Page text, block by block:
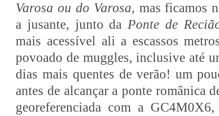
Varosa ou do Varosa, mas ficamos
a jusante, junto daPonte de
mais acessível ali a escassos
povoado de muggles, inclusive até
dias mais quentes de verão! um
antes de alcançar a ponte românica
georeferenciada com a